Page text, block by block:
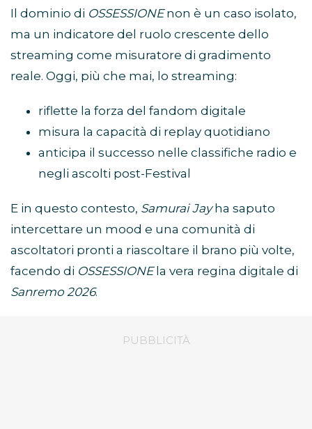
Il dominio di OSSESSIONEnon è un caso isolato,
ma un indicatore del ruolo crescente dello
streaming come misuratore di gradimento
reale. Oggi, più che mai, lo streaming:
riflette la forza del fandom digitale
misura la capacità di replay quotidiano
anticipa il successo nelle classifiche radio e
negli ascolti post-Festival
E in questo contesto, Samurai Jayha saputo
intercettare un mood e una comunità di
ascoltatori pronti a riascoltare il brano più volte,
facendo di OSSESSIONEla vera regina digitale di
Sanremo 2026.